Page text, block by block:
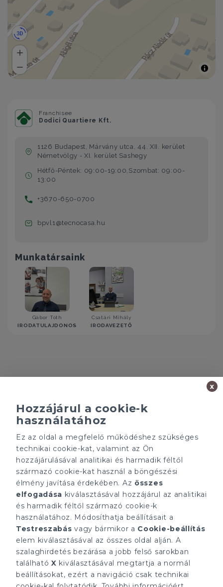
Franchisee
Dodici Quartiere Kft.
1126 Budapest, Márvány utca, 44. XII. kerület
Németvölgy - XI. kerület Sashegy
Hétfő-Péntek: 09:00-19:00,Szombat: 09:00-
13:00
+3670-650-0700
bpvl1@tecnocasa.hu
Munkatársaink
Gábor Tóth
IRODATULAJDONOS
Csatári Mihály
IRODAVEZETŐ
működik.
ÁRFOLYAM 07/08/2026
EUR 366.4 HUF
Gruppo T.F.M. Szolgáltató
Zrt.
Rólunk
A Tecnocasa csoport
Munkát keresel?
ELÉRHETŐSÉGEINK
tecnocasa.hu
Gruppo T.F.M. Szolgáltató
Zrt.
1068 Budapest, Király
utca 102
info@tecnocasa.hu
Hozzájárul a cookie-k
használatához
Ez az oldal a megfelelő működéshez szükséges
technikai cookie-kat, valamint az Ön
hozzájárulásával analitikai és harmadik féltől
származó cookie-kat használ a böngészési
élmény javítása érdekében. Az összes
elfogadása kiválasztásával hozzájárul az analitikai
és harmadik féltől származó cookie-k
használatához. Módosíthatja beállításait a
Testreszabás vagy bármikor a Cookie-beállítás
elem kiválasztásával az összes oldal alján. A
szalaghirdetés bezárása a jobb felső sarokban
található X kiválasztásával megtartja a normál
beállításokat, ezért a navigáció csak technikai
x